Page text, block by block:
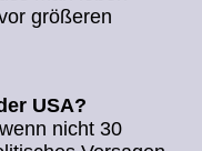
größeren
USA?
nicht 30